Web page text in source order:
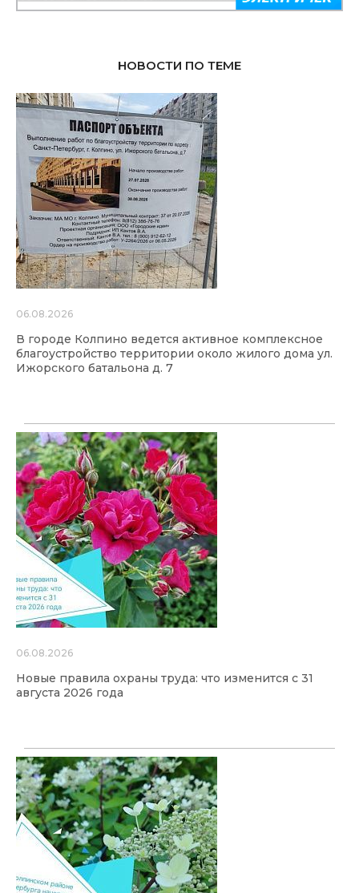
НОВОСТИ ПО ТЕМЕ
06.08.2026
В городе Колпино ведется активное комплексное
благоустройство территории около жилого дома ул.
Ижорского батальона д. 7
06.08.2026
Новые правила охраны труда: что изменится с 31
августа 2026 года